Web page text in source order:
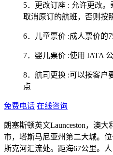
5．更改订座 : 允许更改
取消原订的航班，否则按
6．儿童票价 :成人票价的
7．婴儿票价 :使用 IATA
8．航司更换 :可以按客户
点
免费电话 在线咨询
朗塞斯顿英文Launceston，澳
市，塔斯马尼亚州第二大城。
斯克河汇流处。距海67公里。